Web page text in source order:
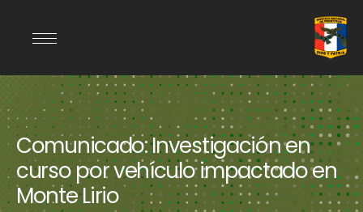
Comunicado: Investigación en
curso por vehículo impactado en
Monte Lirio